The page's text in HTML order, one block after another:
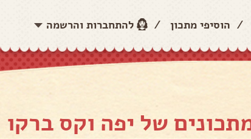
/ הוסיפי מתכון / להתחברות והרשמה
של יפה וקס ברקו